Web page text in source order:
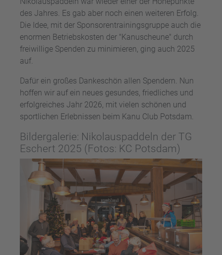
des Jahres. Es gab aber noch einen weiteren Erfolg.
Die Idee, mit der Sponsorentrainingsgruppe auch die
enormen Betriebskosten der "Kanuscheune" durch
freiwillige Spenden zu minimieren, ging auch 2025
auf.
Dafür ein großes Dankeschön allen Spendern. Nun
hoffen wir auf ein neues gesundes, friedliches und
erfolgreiches Jahr 2026, mit vielen schönen und
sportlichen Erlebnissen beim Kanu Club Potsdam.
Bildergalerie: Nikolauspaddeln der TG
Eschert 2025 (Fotos: KC Potsdam)